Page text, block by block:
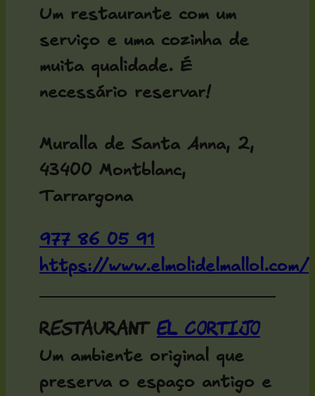
Um restaurante com um
serviço e uma cozinha de
muita qualidade. É
necessário reservar!
Muralla de Santa Anna, 2,
43400 Montblanc,
Tarrargona
977 86 05 91
https://www.elmolidelmallol.com/
Restaurant El Cortijo
Um ambiente original que
preserva o espaço antigo e